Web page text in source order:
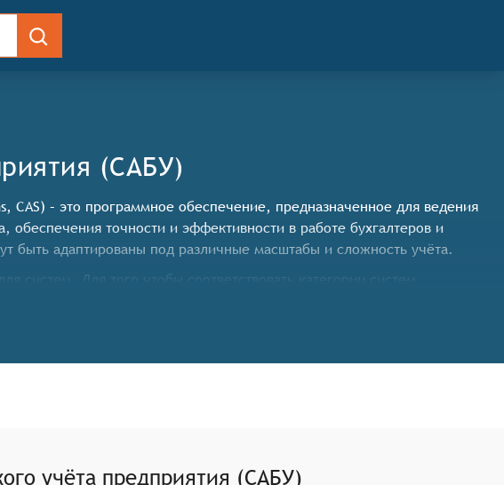
(САБУ)
CAS) – это программное обеспечение, предназначенное для ведения
обеспечения точности и эффективности в работе бухгалтеров и
быть адаптированы под различные масштабы и сложность учёта.
Для того чтобы соответствовать категории систем
функциональными возможностями:
возможность автоматического расчёта сложных
показателей за различные временные интервалы, что способствует
учёта предприятия (САБУ)